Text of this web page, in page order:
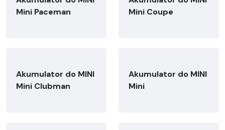
Mini Paceman
Mini Coupe
Akumulator do MINI
Mini Clubman
Akumulator do MINI
Mini